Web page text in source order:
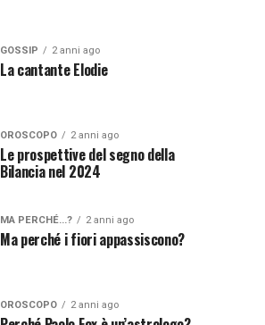
GOSSIP 2 anni ago
La cantante Elodie
OROSCOPO 2 anni ago
Le prospettive del segno della
Bilancia nel 2024
MA PERCHÉ...? 2 anni ago
Ma perché i fiori appassiscono?
OROSCOPO 2 anni ago